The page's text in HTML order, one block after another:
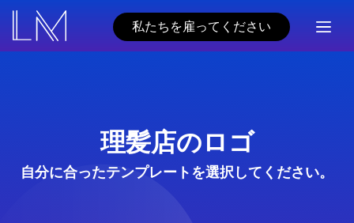
私たちを雇ってください
理髪店のロゴ
自分に合ったテンプレートを選択してください。